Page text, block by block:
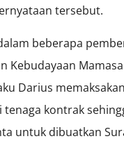
tersebut.
beberapa
Kebudayaan
Darius
kontrak
untuk dibuatkan